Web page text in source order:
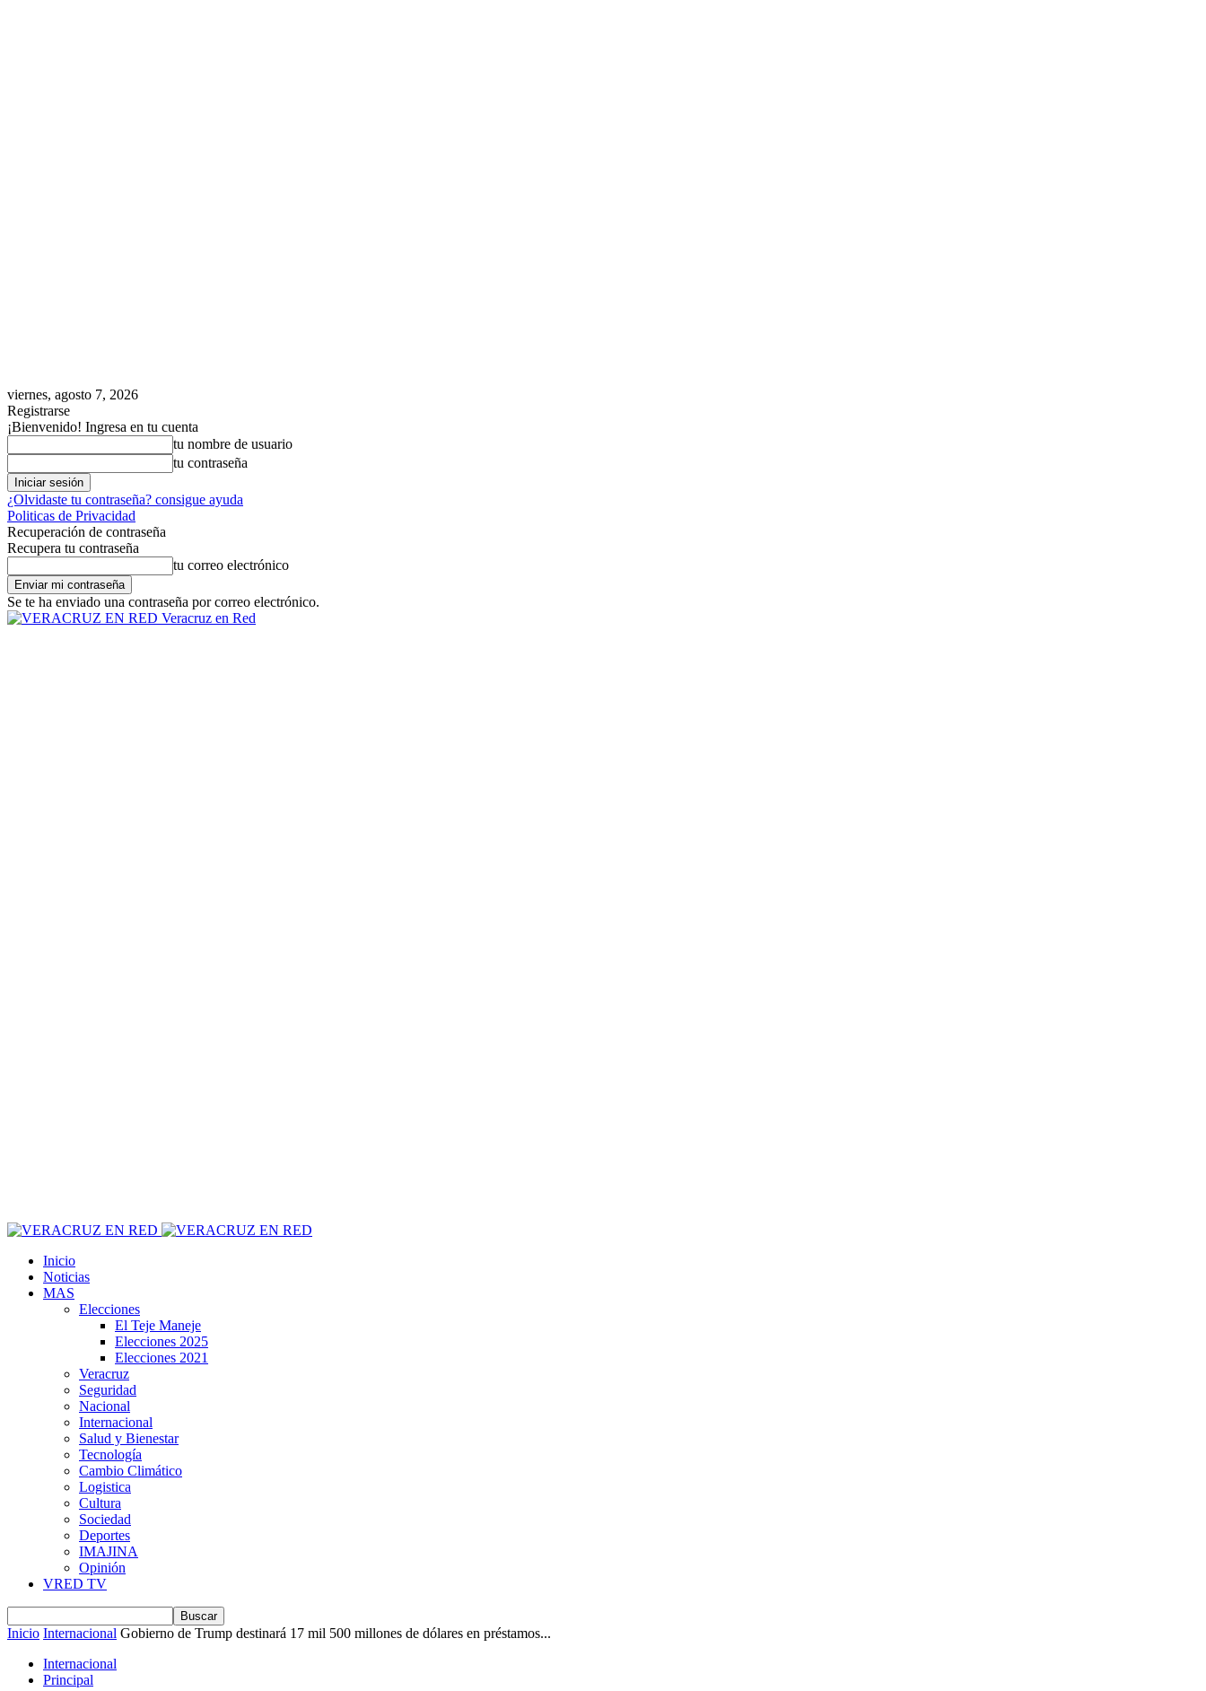
viernes, agosto 7, 2026
Registrarse
¡Bienvenido! Ingresa en tu cuenta
tu nombre de usuario
tu contraseña
¿Olvidaste tu contraseña? consigue ayuda
Politicas de Privacidad
Recuperación de contraseña
Recupera tu contraseña
tu correo electrónico
Se te ha enviado una contraseña por correo electrónico.
Veracruz en Red
Inicio
Noticias
MAS
Elecciones
El Teje Maneje
Elecciones 2025
Elecciones 2021
Veracruz
Seguridad
Nacional
Internacional
Salud y Bienestar
Tecnología
Cambio Climático
Logistica
Cultura
Sociedad
Deportes
IMAJINA
Opinión
VRED TV
Inicio Internacional Gobierno de Trump destinará 17 mil 500 millones de dólares en préstamos...
Internacional
Principal